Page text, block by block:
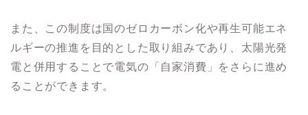
また、この制度は国のゼロカーボン化や再生可能エネ
ルギーの推進を目的とした取り組みであり、太陽光発
電と併用することで電気の「自家消費」をさらに進め
ることができます。